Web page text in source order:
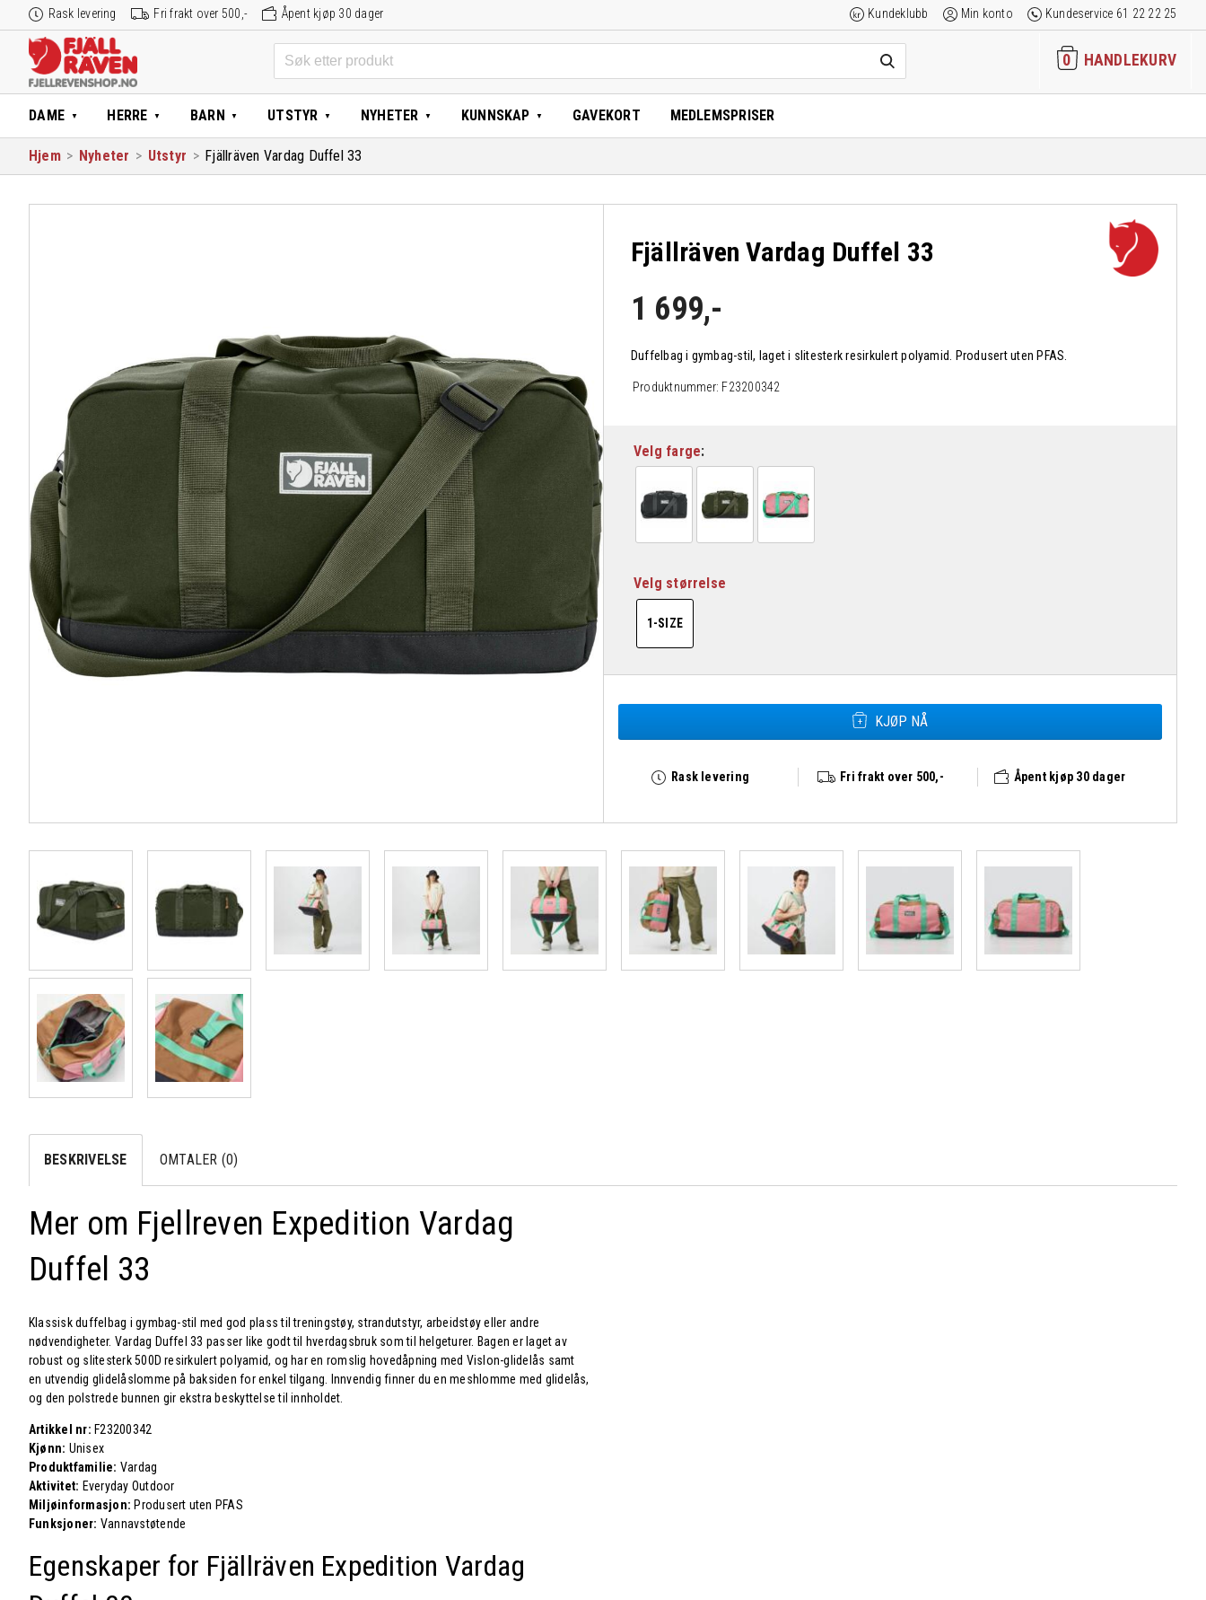
Hopp
til
innhold
Rask levering Fri frakt over 500,- Åpent kjøp 30 dager Kundeklubb Min konto Kundeservice 61 22 22 25
Søk
etter:
0 HANDLEKURV
DAME HERRE BARN UTSTYR NYHETER KUNNSKAP GAVEKORT MEDLEMSPRISER
Hjem > Nyheter > Utstyr > Fjällräven Vardag Duffel 33
Fjällräven Vardag Duffel 33
1 699,-
Duffelbag i gymbag-stil, laget i slitesterk resirkulert polyamid. Produsert uten PFAS.
Produktnummer: F23200342
Velg farge
Velg størrelse
1-SIZE
KJØP NÅ
Rask levering Fri frakt over 500,- Åpent kjøp 30 dager
BESKRIVELSE OMTALER (0)
Mer om Fjellreven Expedition Vardag
Duffel 33
Klassisk duffelbag i gymbag-stil med god plass til treningstøy, strandutstyr, arbeidstøy eller andre
nødvendigheter. Vardag Duffel 33 passer like godt til hverdagsbruk som til helgeturer. Bagen er laget av
robust og slitesterk 500D resirkulert polyamid, og har en romslig hovedåpning med Vislon-glidelås samt
en utvendig glidelåslomme på baksiden for enkel tilgang. Innvendig finner du en meshlomme med glidelås,
og den polstrede bunnen gir ekstra beskyttelse til innholdet.
Artikkel nr:F23200342
Kjønn: Unisex
Produktfamilie: Vardag
Aktivitet: Everyday Outdoor
Miljøinformasjon:Produsert uten PFAS
Funksjoner: Vannavstøtende
Egenskaper for Fjällräven Expedition Vardag